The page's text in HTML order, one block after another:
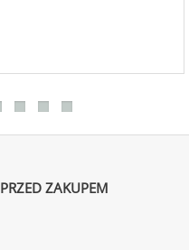
PRZED ZAKUPEM